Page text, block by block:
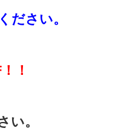
ださい。
！
い。